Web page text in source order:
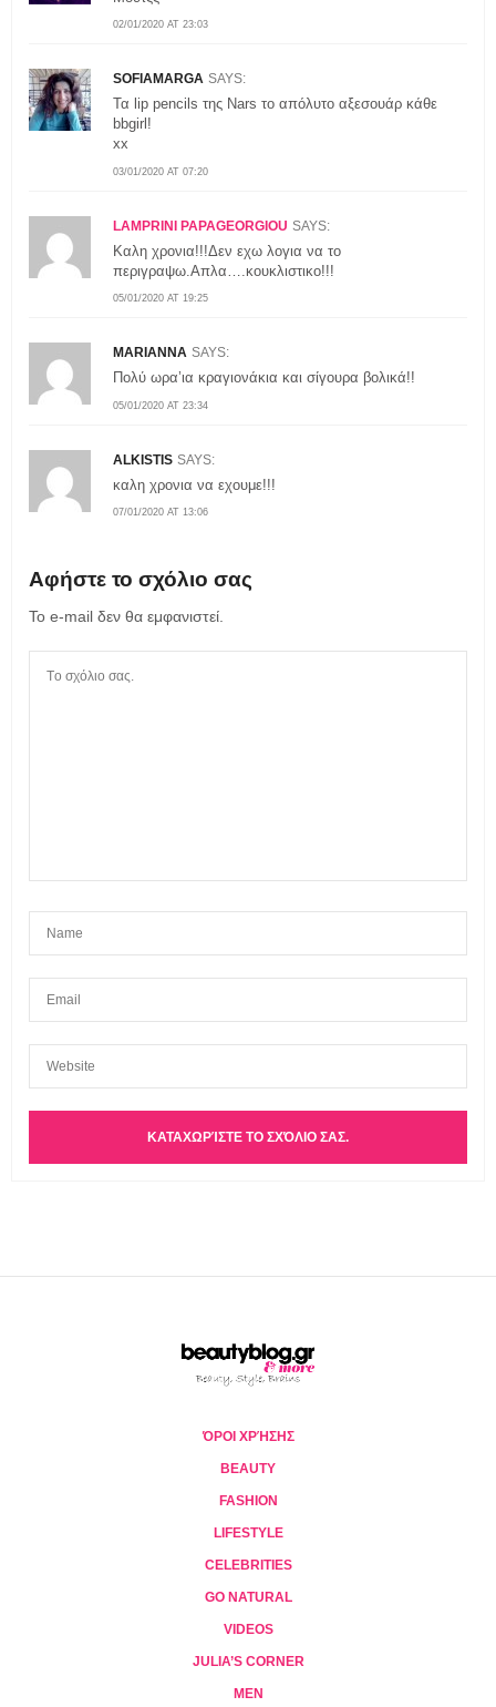
02/01/2020 AT 23:03
SOFIAMARGA SAYS:
03/01/2020 AT 07:20
Τα lip pencils της Nars το απόλυτο αξεσουάρ κάθε
bbgirl!
xx
LAMPRINI PAPAGEORGIOU SAYS:
05/01/2020 AT 19:25
Καλη χρονια!!!Δεν εχω λογια να το
περιγραψω.Απλα….κουκλιστικο!!!
MARIANNA SAYS:
05/01/2020 AT 23:34
Πολύ ωρα’ια κραγιονάκια και σίγουρα βολικά!!
ALKISTIS SAYS:
07/01/2020 AT 13:06
καλη χρονια να εχουμε!!!
Αφήστε το σχόλιο σας
Το e-mail δεν θα εμφανιστεί.
ΌΡΟΙ ΧΡΉΣΗΣ
BEAUTY
FASHION
LIFESTYLE
CELEBRITIES
GO NATURAL
VIDEOS
JULIA’S CORNER
MEN